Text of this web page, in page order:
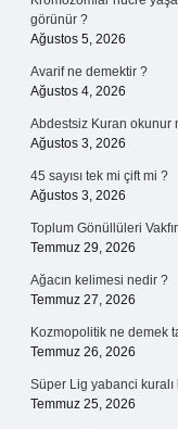
görünür ?
Ağustos 5, 2026
Avarif ne demektir ?
Ağustos 4, 2026
Abdestsiz Kuran okunur
Ağustos 3, 2026
45 sayısı tek mi çift mi ?
Ağustos 3, 2026
Toplum Gönüllüleri
Temmuz 29, 2026
Ağacın kelimesi nedir ?
Temmuz 27, 2026
Kozmopolitik ne demek
Temmuz 26, 2026
Süper Lig yabanci kuralı
Temmuz 25, 2026